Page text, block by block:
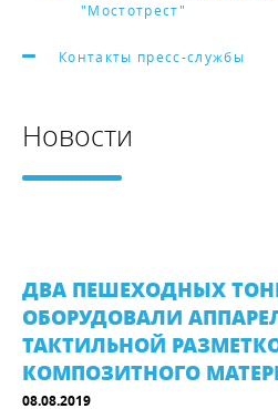
"Мостотрест"
Контакты пресс-службы
Новости
ДВА ПЕШЕХОДНЫХ
ОБОРУДОВАЛИ
ТАКТИЛЬНОЙ
КОМПОЗИТНОГО
08.08.2019